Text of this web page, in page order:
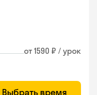
от 1590 ₽ / урок
Выбрать время